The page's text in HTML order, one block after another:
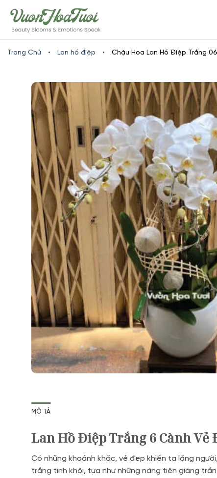
to
content
Trang Chủ • Lan hồ điệp • Chậu Hoa Lan Hồ Điệp Trắng
MÔ TẢ
Lan Hồ Điệp Trắng 6 Cành
Có những khoảnh khắc, vẻ đẹp khiến ta lặng
trắng tinh khôi, tựa như những nàng tiên giáng